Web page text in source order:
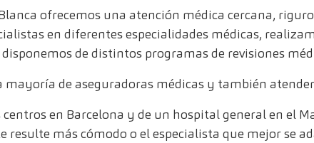
ofrecemos una atención médica cercana,
en diferentes especialidades médicas,
disponemos de distintos programas de revisiones
mayoría de aseguradoras médicas y también
en Barcelona y de un hospital general en el
resulte más cómodo o el especialista que mejor se